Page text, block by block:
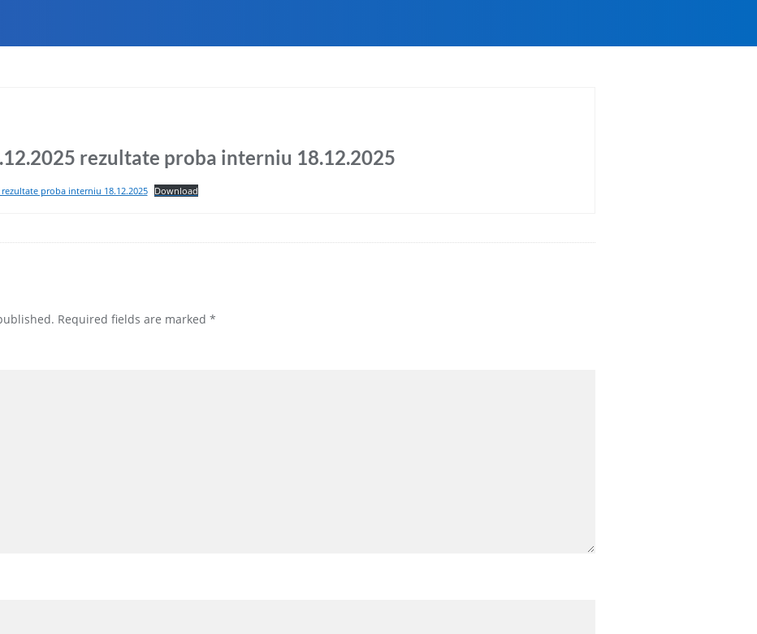
rezultate proba interniu 18.12.2025
rezultate proba interniu 18.12.2025 Download
Required fields are marked *